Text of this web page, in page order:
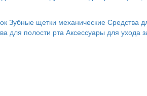
Зубные щетки механические Средства
для полости рта Аксессуары для ухода